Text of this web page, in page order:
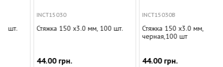
INCT15030
Стяжка 150 х3.0 мм, 100 шт.
44.00 грн.
INCT15030B
Стяжка 150 х3.0 мм,
черная,100 шт
44.00 грн.